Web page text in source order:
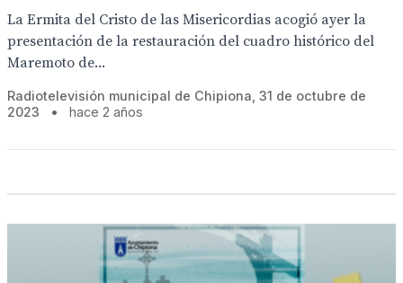
La Ermita del Cristo de las Misericordias acogió ayer la
presentación de la restauración del cuadro histórico del
Maremoto de...
Radiotelevisión municipal de Chipiona, 31 de octubre de
2023
• hace 2 años